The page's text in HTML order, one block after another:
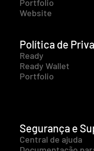
Portfolio
Website
Política de
Ready
Ready Wallet
Portfolio
Segurança e
Central de ajuda